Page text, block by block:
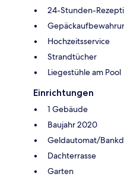
24-Stunden-
Hochzeitsservice
Strandtücher
Liegestühle am Pool
Einrichtungen
1 Gebäude
Baujahr 2020
Geldautomat/
Dachterrasse
Garten